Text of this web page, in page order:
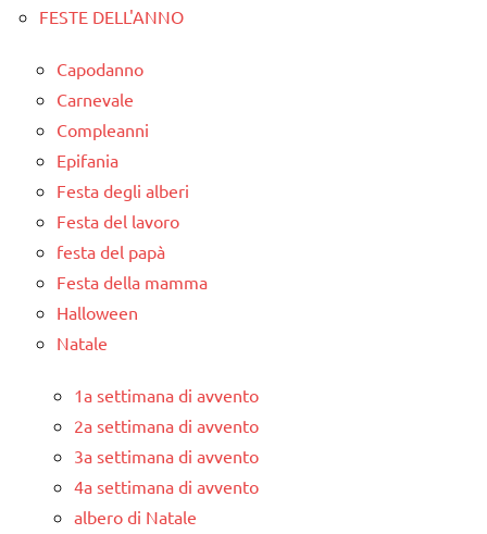
FESTE DELL'ANNO
Capodanno
Carnevale
Compleanni
Epifania
Festa degli alberi
Festa del lavoro
festa del papà
Festa della mamma
Halloween
Natale
1a settimana di avvento
2a settimana di avvento
3a settimana di avvento
4a settimana di avvento
albero di Natale